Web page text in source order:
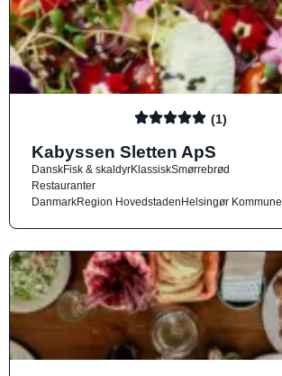
(1)
Kabyssen Sletten ApS
DanskFisk & skaldyrKlassiskSmørrebrød
Restauranter
DanmarkRegion HovedstadenHelsingør Kommune